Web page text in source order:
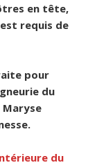
en tête,
requis de
pour
du
Maryse
du